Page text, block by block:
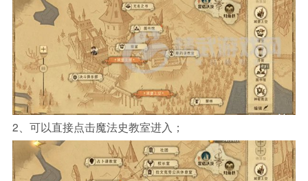
2、可以直接点击魔法史教室进入；